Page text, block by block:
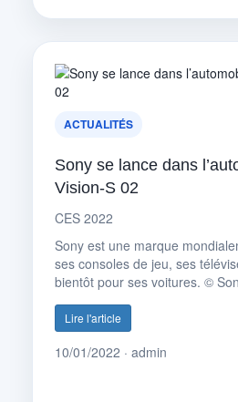
ACTUALITÉS
Sony se lance dans
Vision-S 02
CES 2022
Sony est une marque
ses consoles de jeu, ses
bientôt pour ses voitures. ©
Lire l'article
10/01/2022 · admin